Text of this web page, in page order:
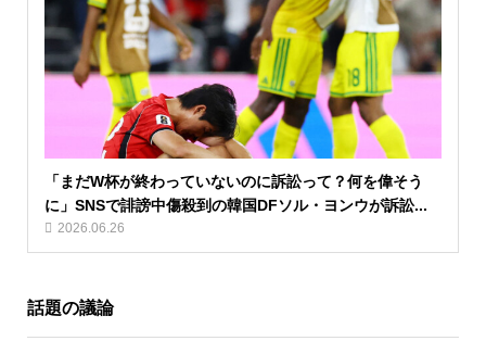
「まだW杯が終わっていないのに訴訟って？何を偉そう
に」SNSで誹謗中傷殺到の韓国DFソル・ヨンウが訴訟...
2026.06.26
話題の議論